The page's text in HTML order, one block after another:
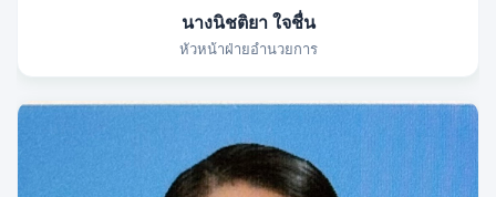
นางนิชติยา ใจชื่น
หัวหน้าฝ่ายอำนวยการ